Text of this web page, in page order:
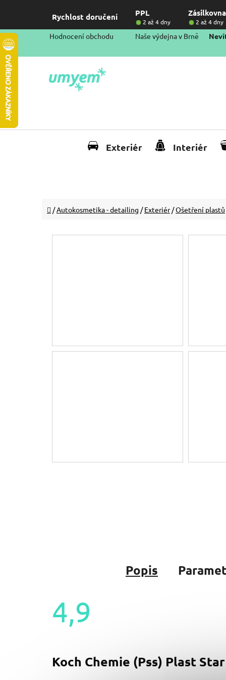
obsah
Rychlost doručení PPL Zásilkovna
2 až 4 dny 2 až 4 dny
Hodnocení obchodu Naše výdejna v Brně
Exteriér Interiér
Domů
/Autokosmetika - detailing / Exteriér /Ošetření plastů
Popis
4,9
Průměrné
4,9
zKoch Chemie (Pss) Plast